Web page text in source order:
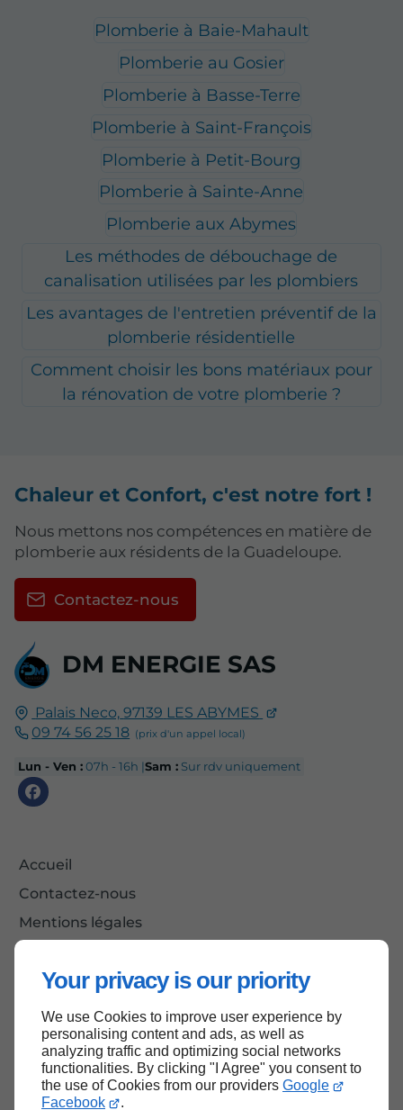
Your privacy is our priority
We use Cookies to improve user experience by
personalising content and ads, as well as
analyzing traffic and optimizing social networks
functionalities. By clicking "I Agree" you consent to
the use of Cookies from our providers Google
Facebook
.
Plomberie à Baie-Mahault
Plomberie au Gosier
Plomberie à Basse-Terre
Plomberie à Saint-François
Plomberie à Petit-Bourg
Plomberie à Sainte-Anne
Plomberie aux Abymes
Les méthodes de débouchage de
canalisation utilisées par les plombiers
Les avantages de l'entretien préventif de la
plomberie résidentielle
Comment choisir les bons matériaux pour
la rénovation de votre plomberie ?
DM ENERGIE SAS
Palais Neco, 97139 LES ABYMES
09 74 56 25 18
Lun - Ven :07h - 16h |Sam : Sur rdv uniquement
Accueil
Contactez-nous
Mentions légales
Chaleur et Confort, c'est notre fort !
Nous mettons nos compétences en matière de
plomberie aux résidents de la Guadeloupe.
Contactez-nous
Haut de page